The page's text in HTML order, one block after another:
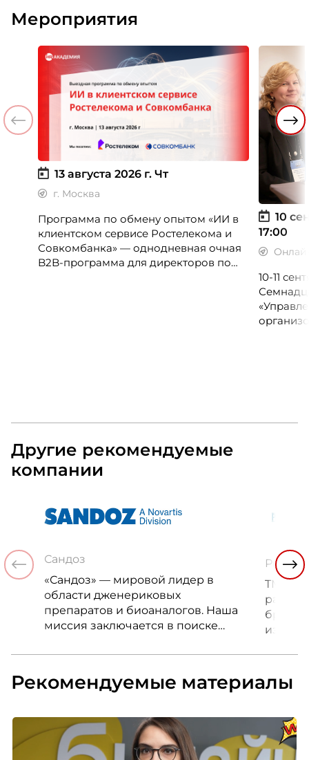
Мероприятия
13 августа 2026 г. Чт
г. Москва
Программа по обмену опытом «ИИ в
клиентском сервисе Ростелекома и
Совкомбанка» — однодневная очная
B2B-программа для директоров по
10
17:00
10-11
Другие рекомендуемые
компании
Сандоз
«Сандоз» — мировой лидер в
области дженериковых
препаратов и биоаналогов. Наша
миссия заключается в поиске
и продолжительности жизни
ТМ
бренд,
из
Рекомендуемые материалы